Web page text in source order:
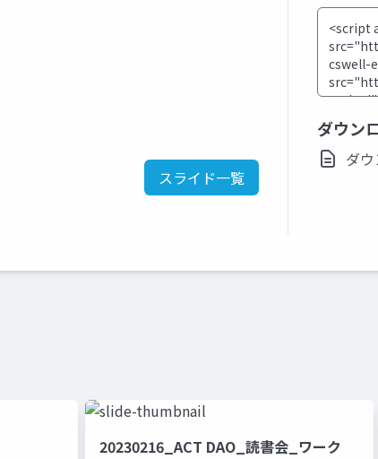
スライド一覧
ダウン
ダ
20230216_ACT DAO_読書会_ワーク